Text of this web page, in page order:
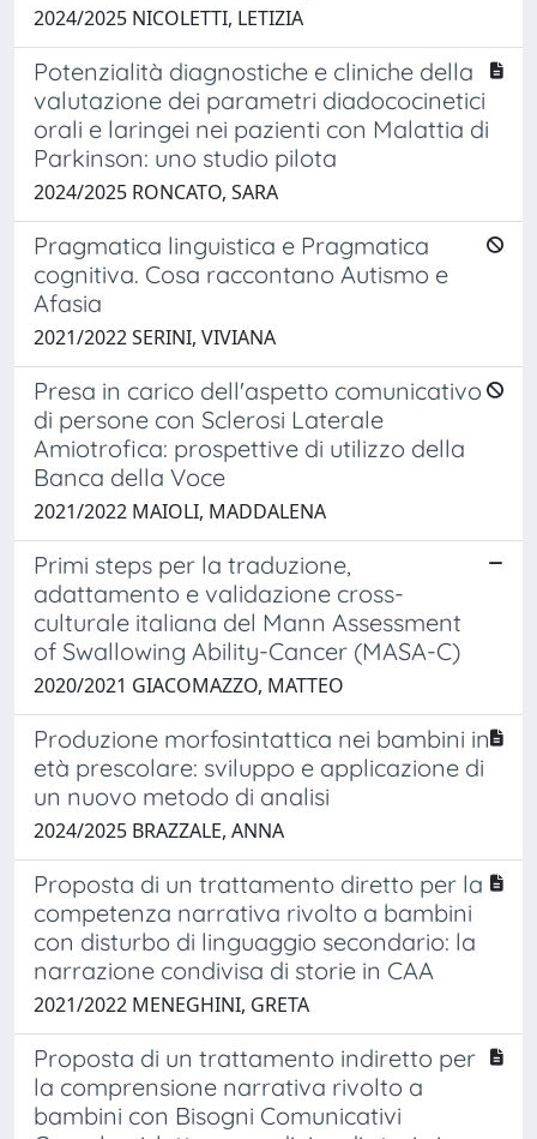
2024/2025 NICOLETTI, LETIZIA
Potenzialità diagnostiche e cliniche della
valutazione dei parametri diadococinetici
orali e laringei nei pazienti con Malattia di
Parkinson: uno studio pilota
2024/2025 RONCATO, SARA
Pragmatica linguistica e Pragmatica
cognitiva. Cosa raccontano Autismo e
Afasia
2021/2022 SERINI, VIVIANA
Presa in carico dell'aspetto comunicativo
di persone con Sclerosi Laterale
Amiotrofica: prospettive di utilizzo della
Banca della Voce
2021/2022 MAIOLI, MADDALENA
Primi steps per la traduzione,
adattamento e validazione cross-
culturale italiana del Mann Assessment
of Swallowing Ability-Cancer (MASA-C)
2020/2021 GIACOMAZZO, MATTEO
Produzione morfosintattica nei bambini in
età prescolare: sviluppo e applicazione di
un nuovo metodo di analisi
2024/2025 BRAZZALE, ANNA
Proposta di un trattamento diretto per la
competenza narrativa rivolto a bambini
con disturbo di linguaggio secondario: la
narrazione condivisa di storie in CAA
2021/2022 MENEGHINI, GRETA
Proposta di un trattamento indiretto per
la comprensione narrativa rivolto a
bambini con Bisogni Comunicativi